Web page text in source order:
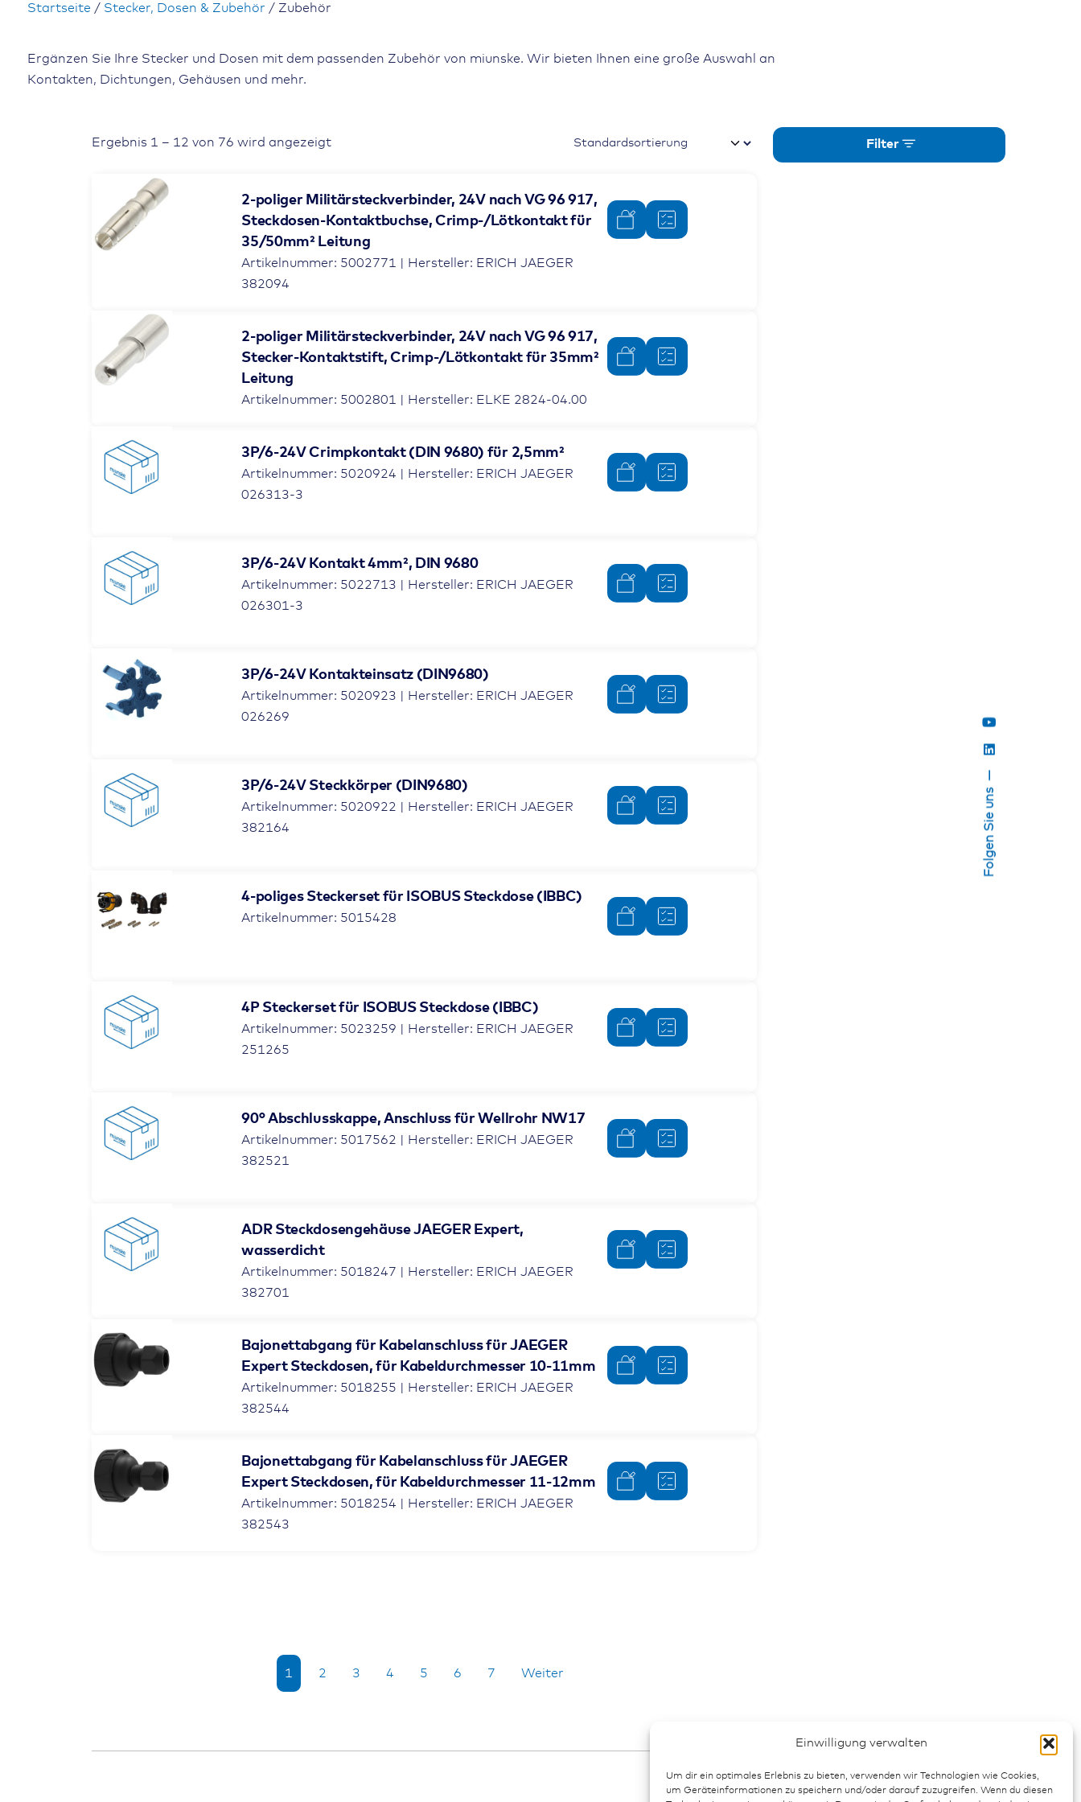
Einwilligung verwalten
Um dir ein optimales Erlebnis zu bieten, verwenden wir Technologien wie Cookies,
um Geräteinformationen zu speichern und/oder darauf zuzugreifen. Wenn du diesen
Folgen Sie uns
Startseite / Stecker, Dosen & Zubehör / Zubehör
Ergänzen Sie Ihre Stecker und Dosen mit dem passenden Zubehör von miunske. Wir bieten Ihnen eine große Auswahl an
Kontakten, Dichtungen, Gehäusen und mehr.
Ergebnis 1 – 12 von 76 wird angezeigt
2-poliger Militärsteckverbinder, 24V nach VG 96 917,
Steckdosen-Kontaktbuchse, Crimp-/Lötkontakt für
35/50mm² Leitung
Artikelnummer: 5002771 | Hersteller: ERICH JAEGER
382094
2-poliger Militärsteckverbinder, 24V nach VG 96 917,
Stecker-Kontaktstift, Crimp-/Lötkontakt für 35mm²
Leitung
Artikelnummer: 5002801 | Hersteller: ELKE 2824-04.00
3P/6-24V Crimpkontakt (DIN 9680) für 2,5mm²
Artikelnummer: 5020924 | Hersteller: ERICH JAEGER
026313-3
3P/6-24V Kontakt 4mm², DIN 9680
Artikelnummer: 5022713 | Hersteller: ERICH JAEGER
026301-3
3P/6-24V Kontakteinsatz (DIN9680)
Artikelnummer: 5020923 | Hersteller: ERICH JAEGER
026269
3P/6-24V Steckkörper (DIN9680)
Artikelnummer: 5020922 | Hersteller: ERICH JAEGER
382164
4-poliges Steckerset für ISOBUS Steckdose (IBBC)
Artikelnummer: 5015428
4P Steckerset für ISOBUS Steckdose (IBBC)
Artikelnummer: 5023259 | Hersteller: ERICH JAEGER
251265
90° Abschlusskappe, Anschluss für Wellrohr NW17
Artikelnummer: 5017562 | Hersteller: ERICH JAEGER
382521
ADR Steckdosengehäuse JAEGER Expert,
wasserdicht
Artikelnummer: 5018247 | Hersteller: ERICH JAEGER
382701
Bajonettabgang für Kabelanschluss für JAEGER
Expert Steckdosen, für Kabeldurchmesser 10-11mm
Artikelnummer: 5018255 | Hersteller: ERICH JAEGER
382544
Bajonettabgang für Kabelanschluss für JAEGER
Expert Steckdosen, für Kabeldurchmesser 11-12mm
Artikelnummer: 5018254 | Hersteller: ERICH JAEGER
382543
1 2 3 4 5 6 7 Weiter
Filter